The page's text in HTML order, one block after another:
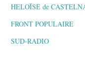
HELOÏSE de
FRONT POPULAIRE
SUD-RADIO